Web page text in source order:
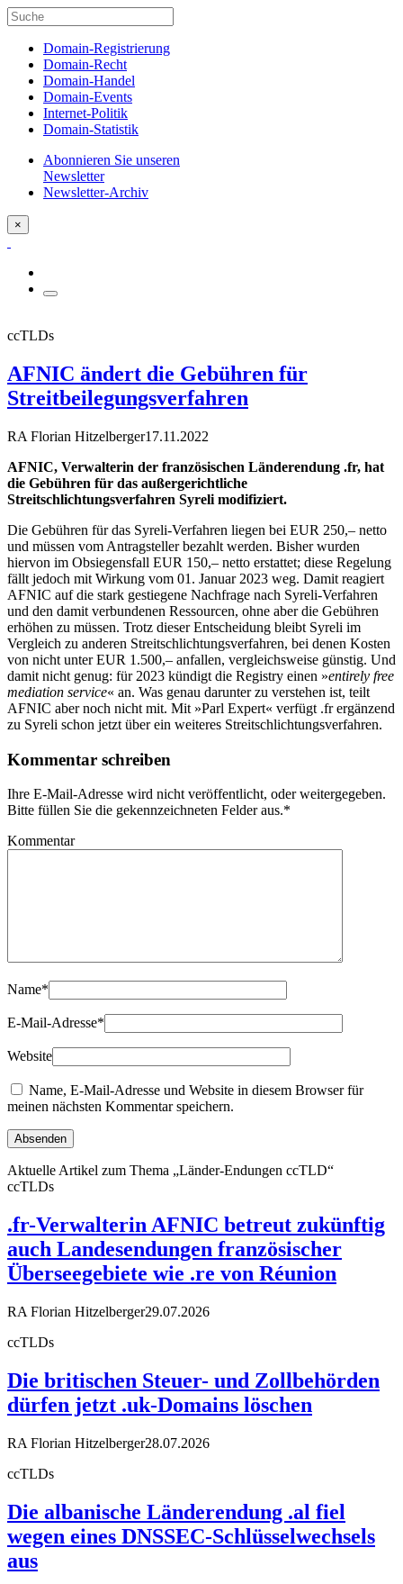
Domain-Registrierung
Domain-Recht
Domain-Handel
Domain-Events
Internet-Politik
Domain-Statistik
Abonnieren Sie unseren
Newsletter
Newsletter-Archiv
×
ccTLDs
AFNIC ändert die Gebühren für
Streitbeilegungsverfahren
RA Florian Hitzelberger17.11.2022
AFNIC, Verwalterin der französischen Länderendung .fr, hat
die Gebühren für das außergerichtliche
Streitschlichtungsverfahren Syreli modifiziert.
Die Gebühren für das Syreli-Verfahren liegen bei EUR 250,– netto
und müssen vom Antragsteller bezahlt werden. Bisher wurden
hiervon im Obsiegensfall EUR 150,– netto erstattet; diese Regelung
fällt jedoch mit Wirkung vom 01. Januar 2023 weg. Damit reagiert
AFNIC auf die stark gestiegene Nachfrage nach Syreli-Verfahren
und den damit verbundenen Ressourcen, ohne aber die Gebühren
erhöhen zu müssen. Trotz dieser Entscheidung bleibt Syreli im
Vergleich zu anderen Streitschlichtungsverfahren, bei denen Kosten
von nicht unter EUR 1.500,– anfallen, vergleichsweise günstig. Und
damit nicht genug: für 2023 kündigt die Registry einen »entirely free
mediation service« an. Was genau darunter zu verstehen ist, teilt
AFNIC aber noch nicht mit. Mit »Parl Expert« verfügt .fr ergänzend
zu Syreli schon jetzt über ein weiteres Streitschlichtungsverfahren.
Kommentar schreiben
Ihre E-Mail-Adresse wird nicht veröffentlicht, oder weitergegeben.
Bitte füllen Sie die gekennzeichneten Felder aus.*
Kommentar
Name*
E-Mail-Adresse*
Website
Name, E-Mail-Adresse und Website in diesem Browser für
meinen nächsten Kommentar speichern.
Aktuelle Artikel zum Thema „Länder-Endungen ccTLD“
ccTLDs
.fr-Verwalterin AFNIC betreut zukünftig
auch Landesendungen französischer
Überseegebiete wie .re von Réunion
RA Florian Hitzelberger29.07.2026
ccTLDs
Die britischen Steuer- und Zollbehörden
dürfen jetzt .uk-Domains löschen
RA Florian Hitzelberger28.07.2026
ccTLDs
Die albanische Länderendung .al fiel
wegen eines DNSSEC-Schlüsselwechsels
aus